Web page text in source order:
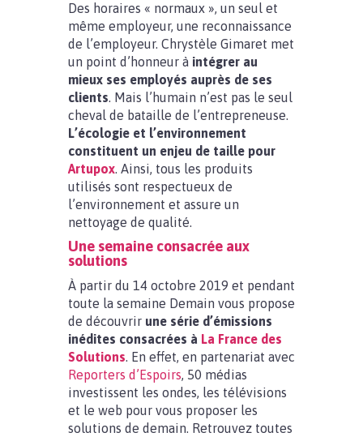
Des horaires « normaux », un seul et
même employeur, une reconnaissance
de l’employeur. Chrystèle Gimaret met
un point d’honneur à intégrer au
mieux ses employés auprès de ses
clients. Mais l’humain n’est pas le seul
cheval de bataille de l’entrepreneuse.
L’écologie et l’environnement
constituent un enjeu de taille pour
Artupox. Ainsi, tous les produits
utilisés sont respectueux de
l’environnement et assure un
nettoyage de qualité.
Une semaine consacrée aux
solutions
À partir du 14 octobre 2019 et pendant
toute la semaine Demain vous propose
de découvrir une série d’émissions
inédites consacrées à La France des
Solutions. En effet, en partenariat avec
Reporters d’Espoirs, 50 médias
investissent les ondes, les télévisions
et le web pour vous proposer les
solutions de demain. Retrouvez toutes